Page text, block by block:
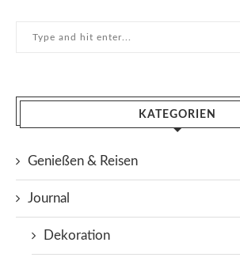
KATEGORIEN
Genießen & Reisen
Journal
Dekoration